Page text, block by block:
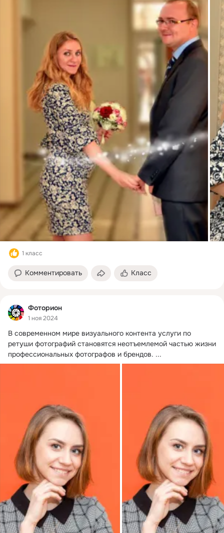
1 класс
Комментировать Класс
Фоторион
1 ноя 2024
В современном мире визуального контента услуги по
ретуши фотографий становятся неотъемлемой частью жизни
профессиональных фотографов и брендов. ...